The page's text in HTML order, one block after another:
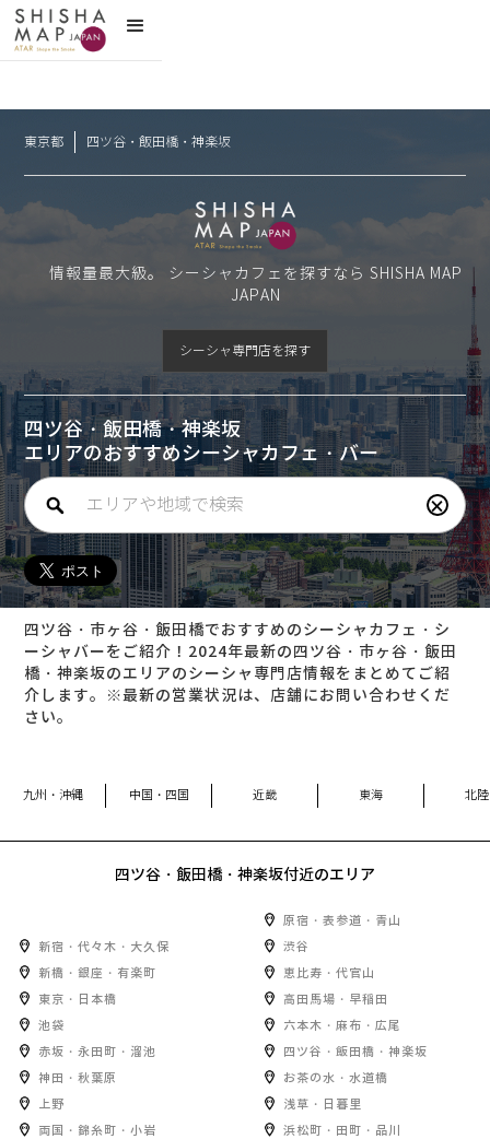
東京都 四ツ谷・飯田橋・神楽坂
情報量最大級。 シーシャカフェを探すなら SHISHA MAP
JAPAN
シーシャ専門店を探す
四ツ谷・飯田橋・神楽坂
エリアのおすすめシーシャカフェ・バー
×
四ツ谷・市ヶ谷・飯田橋でおすすめのシーシャカフェ・シ
ーシャバーをご紹介！2024年最新の四ツ谷・市ヶ谷・飯田
橋・神楽坂のエリアのシーシャ専門店情報をまとめてご紹
介します。※最新の営業状況は、店舗にお問い合わせくだ
さい。
九州・沖縄 中国・四国 近畿 東海 北陸
四ツ谷・飯田橋・神楽坂付近のエリア
原宿・表参道・青山
新宿・代々木・大久保
渋谷
新橋・銀座・有楽町
恵比寿・代官山
東京・日本橋
高田馬場・早稲田
池袋
六本木・麻布・広尾
赤坂・永田町・溜池
四ツ谷・飯田橋・神楽坂
神田・秋葉原
お茶の水・水道橋
上野
浅草・日暮里
両国・錦糸町・小岩
浜松町・田町・品川